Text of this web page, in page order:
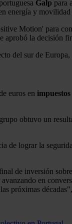
Galp para
energía y
Motion' para
aprobó la
del sur de
euros en
obtuvo un
de lograr la
de inversión
en
próximas